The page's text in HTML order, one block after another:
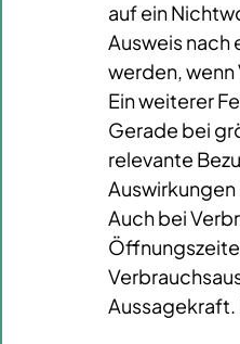
auf ein
Ausweis nach
werden,
Ein weiterer
Gerade bei
relevante
Auch bei
Aussagekraft.